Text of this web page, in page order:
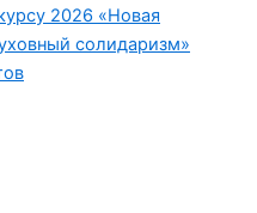
2026 «Новая
солидаризм»